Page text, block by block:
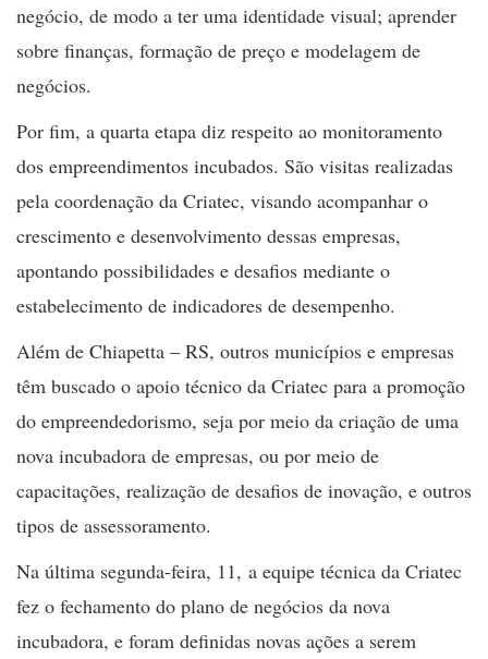
negócio, de modo a ter uma identidade visual; aprender
sobre finanças, formação de preço e modelagem de
negócios.
Por fim, a quarta etapa diz respeito ao monitoramento
dos empreendimentos incubados. São visitas realizadas
pela coordenação da Criatec, visando acompanhar o
crescimento e desenvolvimento dessas empresas,
apontando possibilidades e desafios mediante o
estabelecimento de indicadores de desempenho.
Além de Chiapetta – RS, outros municípios e empresas
têm buscado o apoio técnico da Criatec para a promoção
do empreendedorismo, seja por meio da criação de uma
nova incubadora de empresas, ou por meio de
capacitações, realização de desafios de inovação, e outros
tipos de assessoramento.
Na última segunda-feira, 11, a equipe técnica da Criatec
fez o fechamento do plano de negócios da nova
incubadora, e foram definidas novas ações a serem